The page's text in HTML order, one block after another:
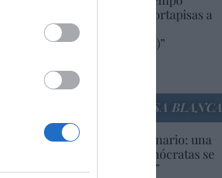
poniendo aranceles y cortapisas a
productos y compañías
americanas (y europeas)”
Artículos anteriores
LA CASA BLANCA
EEUU. Inquietante escenario: una
tercera parte de los demócratas se
define como “socialista”